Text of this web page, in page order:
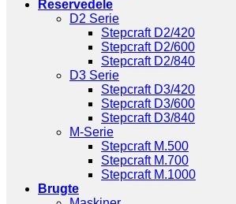
Reservedele
D2 Serie
Stepcraft D2/420
Stepcraft D2/600
Stepcraft D2/840
D3 Serie
Stepcraft D3/420
Stepcraft D3/600
Stepcraft D3/840
M-Serie
Stepcraft M.500
Stepcraft M.700
Stepcraft M.1000
Brugte